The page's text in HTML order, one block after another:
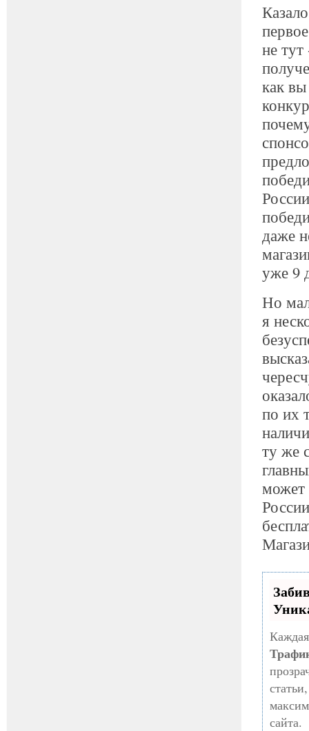
не
как
даже
уже 9
Но
я
по их
ту же
может
сайта.